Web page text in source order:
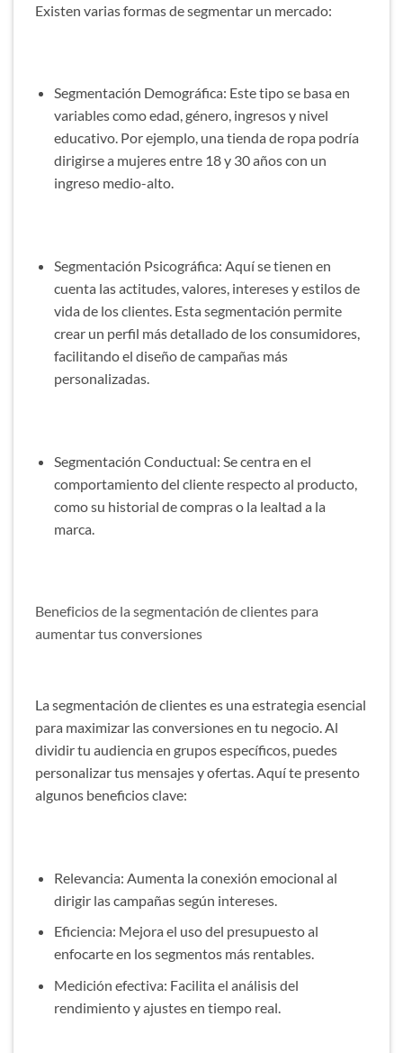
Existen varias formas de segmentar un mercado:
Segmentación Demográfica: Este tipo se basa en
variables como edad, género, ingresos y nivel
educativo. Por ejemplo, una tienda de ropa podría
dirigirse a mujeres entre 18 y 30 años con un
ingreso medio-alto.
Segmentación Psicográfica: Aquí se tienen en
cuenta las actitudes, valores, intereses y estilos de
vida de los clientes. Esta segmentación permite
crear un perfil más detallado de los consumidores,
facilitando el diseño de campañas más
personalizadas.
Segmentación Conductual: Se centra en el
comportamiento del cliente respecto al producto,
como su historial de compras o la lealtad a la
marca.
Beneficios de la segmentación de clientes para
aumentar tus conversiones
La segmentación de clientes es una estrategia esencial
para maximizar las conversiones en tu negocio. Al
dividir tu audiencia en grupos específicos, puedes
personalizar tus mensajes y ofertas. Aquí te presento
algunos beneficios clave:
Relevancia: Aumenta la conexión emocional al
dirigir las campañas según intereses.
Eficiencia: Mejora el uso del presupuesto al
enfocarte en los segmentos más rentables.
Medición efectiva: Facilita el análisis del
rendimiento y ajustes en tiempo real.